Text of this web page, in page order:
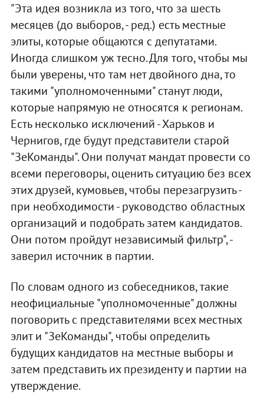
"Эта идея возникла из того, что за шесть
месяцев (до выборов, - ред.) есть местные
элиты, которые общаются с депутатами.
Иногда слишком уж тесно. Для того, чтобы мы
были уверены, что там нет двойного дна, то
такими "уполномоченными" станут люди,
которые напрямую не относятся к регионам.
Есть несколько исключений - Харьков и
Чернигов, где будут представители старой
"ЗеКоманды". Они получат мандат провести со
всеми переговоры, оценить ситуацию без всех
этих друзей, кумовьев, чтобы перезагрузить -
при необходимости - руководство областных
организаций и подобрать затем кандидатов.
Они потом пройдут независимый фильтр", -
заверил источник в партии.
По словам одного из собеседников, такие
неофициальные "уполномоченные" должны
поговорить с представителями всех местных
элит и "ЗеКоманды", чтобы определить
будущих кандидатов на местные выборы и
затем представить их президенту и партии на
утверждение.